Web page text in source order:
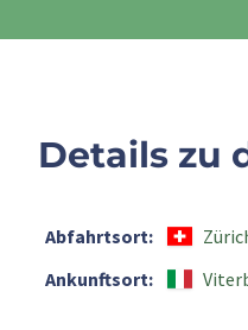
Details zu
Abfahrtsort:
Ankunftsort: